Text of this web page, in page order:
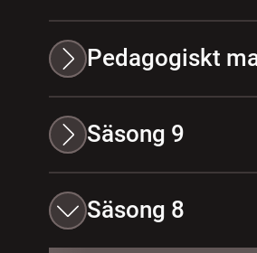
Pedagogiskt
Säsong 9
Säsong 8